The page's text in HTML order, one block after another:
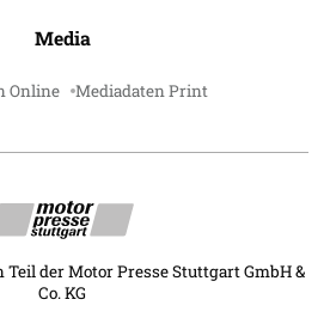
Media
Online Mediadaten Print
der Motor Presse Stuttgart GmbH &
Co. KG